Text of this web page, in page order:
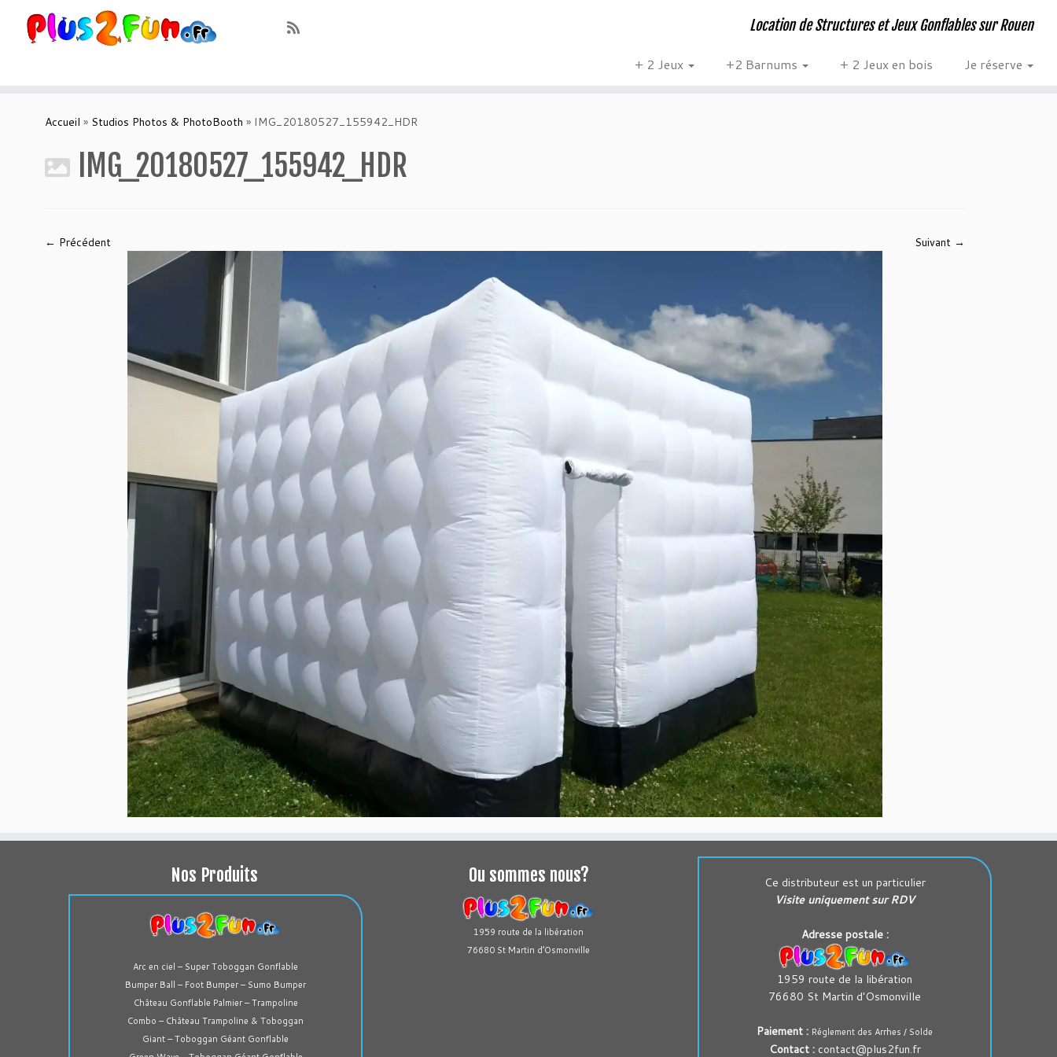
Location de Structures et Jeux Gonflables sur Rouen
+ 2 Jeux +2 Barnums + 2 Jeux en bois Je réserve
Accueil » Studios Photos & PhotoBooth » IMG_20180527_155942_HDR
IMG_20180527_155942_HDR
← Précédent Suivant →
Nos Produits
Arc en ciel – Super Toboggan Gonflable
Bumper Ball – Foot Bumper – Sumo Bumper
Château Gonflable Palmier – Trampoline
Combo – Château Trampoline & Toboggan
Giant – Toboggan Géant Gonflable
Ou sommes nous?
1959 route de la libération
76680 St Martin d’Osmonville
Ce distributeur est un particulier
Visite uniquement sur RDV
Adresse postale :
1959 route de la libération
76680 St Martin d'Osmonville
Paiement : Réglement des Arrhes / Solde
Contact :contact@plus2fun.fr